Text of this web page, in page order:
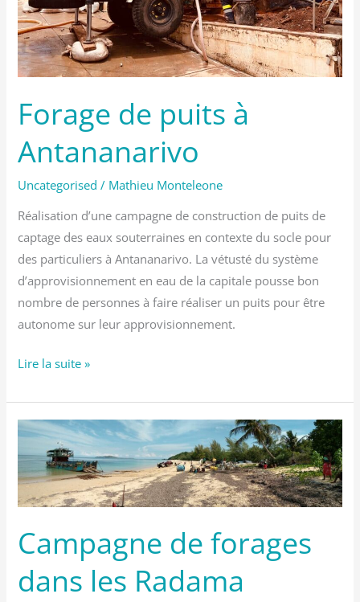
Forage de puits à
Antananarivo
Uncategorised / Mathieu Monteleone
Réalisation d’une campagne de construction de puits de
captage des eaux souterraines en contexte du socle pour
des particuliers à Antananarivo. La vétusté du système
d’approvisionnement en eau de la capitale pousse bon
nombre de personnes à faire réaliser un puits pour être
autonome sur leur approvisionnement.
Lire la suite »
Campagne de forages
dans les Radama
Campagne
de
forages
dans
Radama